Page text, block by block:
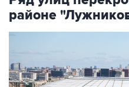
районе